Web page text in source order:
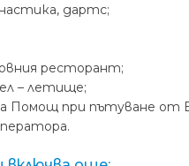
дартс;
ресторант;
– летище;
Помощ при пътуване от